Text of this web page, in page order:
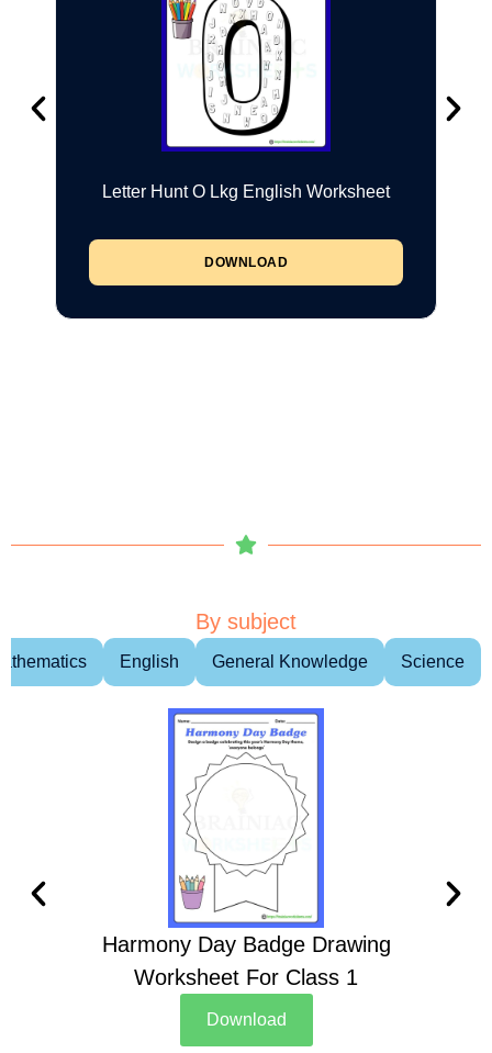
Letter Hunt O Lkg English Worksheet
DOWNLOAD
By subject
English General Knowledge Science
Harmony Day Badge Drawing
Worksheet For Class 1
Download